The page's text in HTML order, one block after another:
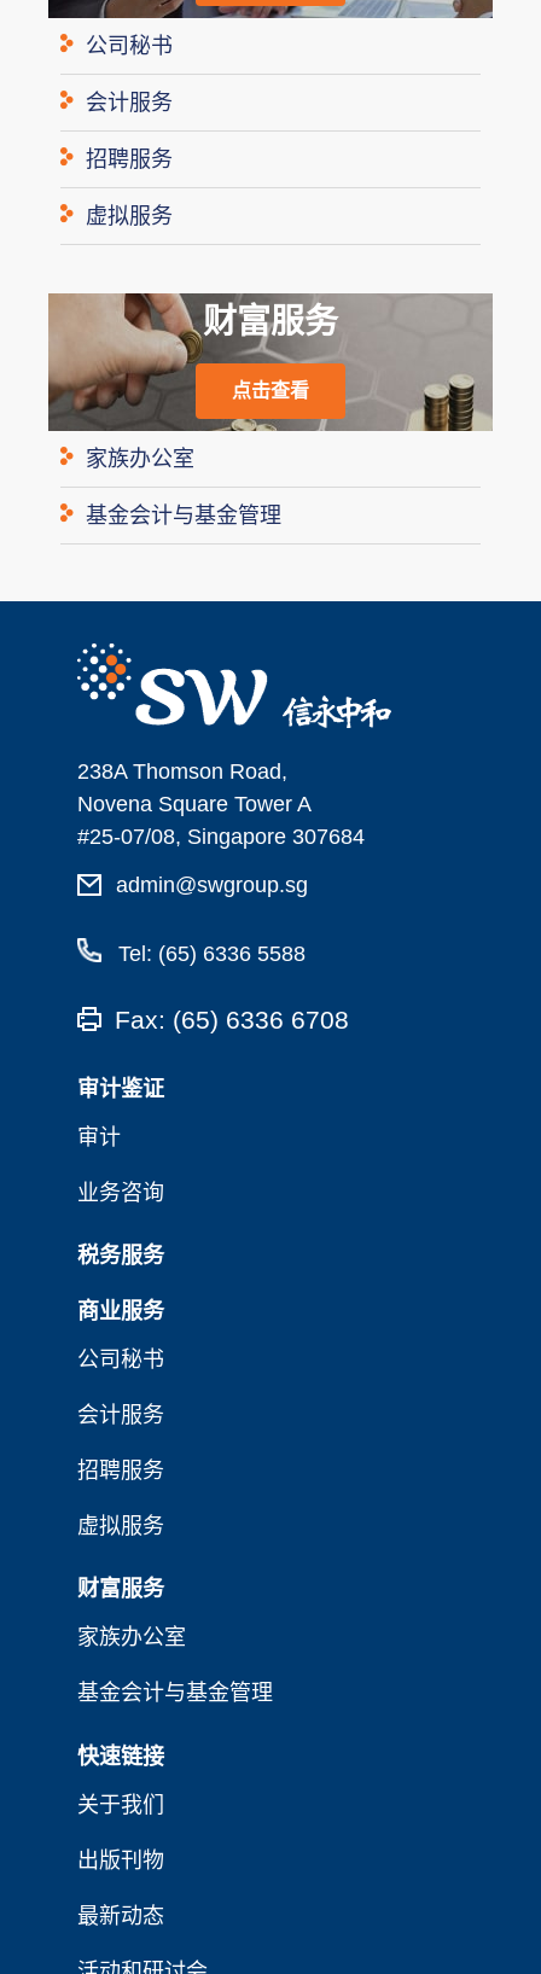
公司秘书
会计服务
招聘服务
虚拟服务
财富服务
点击查看
家族办公室
基金会计与基金管理
238A Thomson Road,
Novena Square Tower A
#25-07/08, Singapore 307684
admin@swgroup.sg
Tel: (65) 6336 5588
Fax: (65) 6336 6708
审计鉴证
审计
业务咨询
税务服务
商业服务
公司秘书
会计服务
招聘服务
虚拟服务
财富服务
家族办公室
基金会计与基金管理
快速链接
关于我们
出版刊物
最新动态